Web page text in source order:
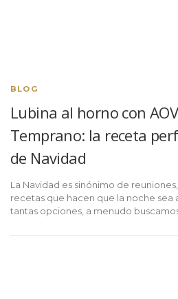
BLOG
Lubina al horno con
Temprano: la receta
de Navidad
La Navidad es sinónimo de
recetas que hacen que la noche sea
tantas opciones, a menudo